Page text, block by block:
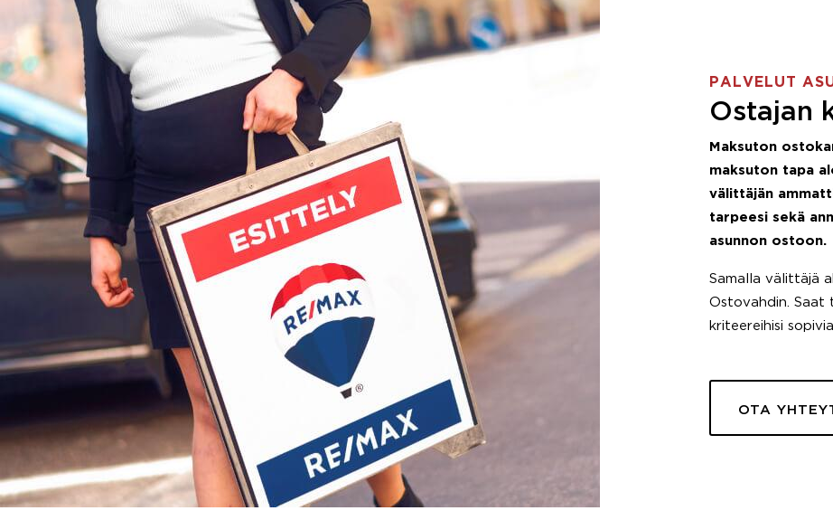
PALVELUT
Ostajan
Maksuton
maksuton tapa
välittäjän
tarpeesi sekä
asunnon ostoon.
Samalla välittäjä
Ostovahdin. Saat
kriteereihisi
OTA